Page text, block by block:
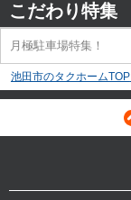
こだわり特集
月極駐車場特集！
池田市のタクホームTOP